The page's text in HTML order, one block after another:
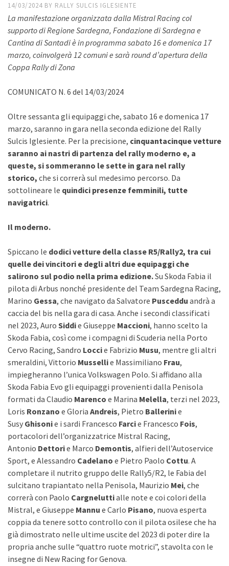
14/03/2024 BY RALLY SULCIS IGLESIENTE
La manifestazione organizzata dalla Mistral Racing col
supporto di Regione Sardegna, Fondazione di Sardegna e
Cantina di Santadi è in programma sabato 16 e domenica 17
marzo, coinvolgerà 12 comuni e sarà round d’apertura della
Coppa Rally di Zona
COMUNICATO N. 6 del 14/03/2024
Oltre sessanta gli equipaggi che, sabato 16 e domenica 17
marzo, saranno in gara nella seconda edizione del Rally
Sulcis Iglesiente. Per la precisione, cinquantacinque vetture
saranno ai nastri di partenza del rally moderno e, a
queste, si sommeranno le sette in gara nel rally
storico, che si correrà sul medesimo percorso. Da
sottolineare le quindici presenze femminili, tutte
navigatrici.
Il moderno.
Spiccano le dodici vetture della classe R5/Rally2, tra cui
quelle dei vincitori e degli altri due equipaggi che
salirono sul podio nella prima edizione.Su Skoda Fabia il
pilota di Arbus nonché presidente del Team Sardegna Racing,
Marino Gessa, che navigato da Salvatore Pusceddu andrà a
caccia del bis nella gara di casa. Anche i secondi classificati
nel 2023, Auro Siddie Giuseppe Maccioni, hanno scelto la
Skoda Fabia, così come i compagni di Scuderia nella Porto
Cervo Racing, Sandro Loccie Fabrizio Musu, mentre gli altri
smeraldini, Vittorio Mussellie Massimiliano Frau,
impiegheranno l’unica Volkswagen Polo. Si affidano alla
Skoda Fabia Evo gli equipaggi provenienti dalla Penisola
formati da Claudio Marenco e Marina Melella, terzi nel 2023,
Loris Ronzano e Gloria Andreis, Pietro Ballerinie
Susy Ghisonie i sardi Francesco Farcie Francesco Fois,
portacolori dell’organizzatrice Mistral Racing,
Antonio Dettorie Marco Demontis, alfieri dell’Autoservice
Sport, e Alessandro Cadelano e Pietro Paolo Cottu. A
completare il nutrito gruppo delle Rally5/R2, le Fabia del
sulcitano trapiantato nella Penisola, Maurizio Mei, che
correrà con Paolo Cargneluttialle note e coi colori della
Mistral, e Giuseppe Mannu e Carlo Pisano, nuova esperta
coppia da tenere sotto controllo con il pilota osilese che ha
già dimostrato nelle ultime uscite del 2023 di poter dire la
propria anche sulle “quattro ruote motrici”, stavolta con le
insegne di New Racing for Genova.